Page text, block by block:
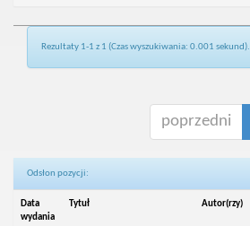
Rezultaty 1-1 z 1 (Czas wyszukiwania: 0.001 sekund).
poprzedni
Odsłon pozycji:
Data
wydania
Tytuł Autor(rzy)